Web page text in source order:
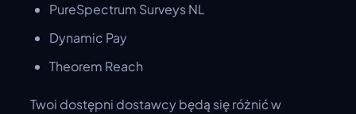
PureSpectrum Surveys NL
Dynamic Pay
Theorem Reach
Twoi dostępni dostawcy będą się różnić w